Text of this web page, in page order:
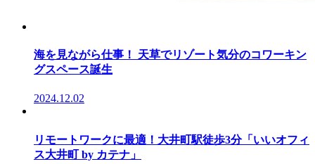
海を見ながら仕事！ 天草でリゾート気分のコワーキン
グスペース誕生
2024.12.02
リモートワークに最適！大井町駅徒歩3分「いいオフィ
ス大井町 by カテナ」